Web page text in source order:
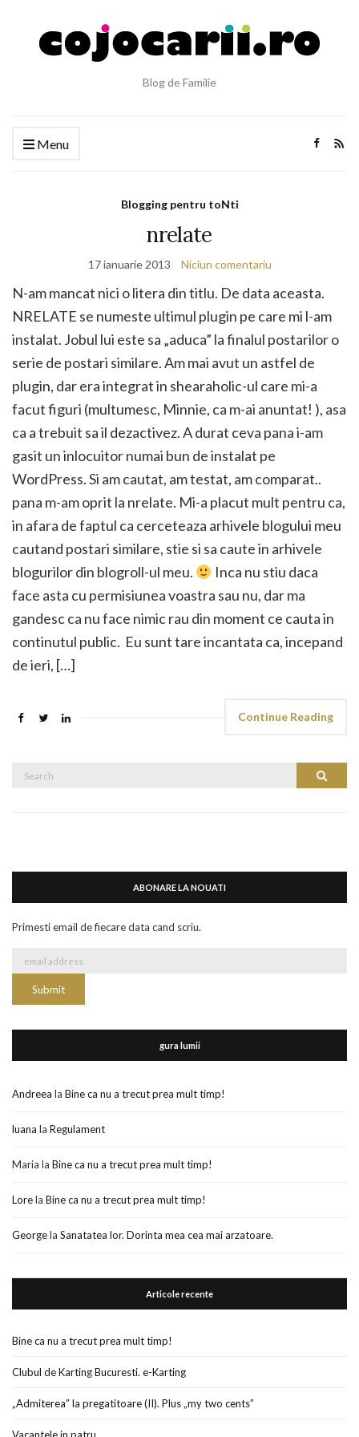
Blog de Familie
Menu
Blogging pentru toNti
nrelate
17 ianuarie 2013 Niciun comentariu
N-am mancat nici o litera din titlu. De data aceasta.
NRELATE se numeste ultimul plugin pe care mi l-am
instalat. Jobul lui este sa „aduca” la finalul postarilor o
serie de postari similare. Am mai avut un astfel de
plugin, dar era integrat in shearaholic-ul care mi-a
facut figuri (multumesc, Minnie, ca m-ai anuntat! ), asa
ca a trebuit sa il dezactivez. A durat ceva pana i-am
gasit un inlocuitor numai bun de instalat pe
WordPress. Si am cautat, am testat, am comparat..
pana m-am oprit la nrelate. Mi-a placut mult pentru ca,
in afara de faptul ca cerceteaza arhivele blogului meu
cautand postari similare, stie si sa caute in arhivele
blogurilor din blogroll-ul meu.
Inca nu stiu daca
face asta cu permisiunea voastra sau nu, dar ma
gandesc ca nu face nimic rau din moment ce cauta in
continutul public. Eu sunt tare incantata ca, incepand
de ieri, […]
Continue Reading
Search
ABONARE LA NOUATI
Primesti email de fiecare data cand scriu.
gura lumii
Andreea la Bine ca nu a trecut prea mult timp!
luana la Regulament
Maria la Bine ca nu a trecut prea mult timp!
Lorela Bine ca nu a trecut prea mult timp!
Georgela Sanatatea lor. Dorinta mea cea mai arzatoare.
Articole recente
Bine ca nu a trecut prea mult timp!
Clubul de Karting Bucuresti. e-Karting
„Admiterea” la pregatitoare (II). Plus „my two cents”